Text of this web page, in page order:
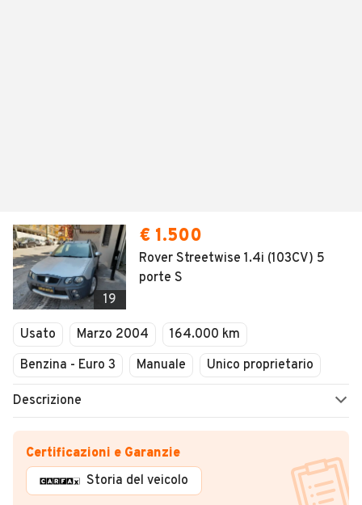
19
€ 1.500
Rover Streetwise 1.4i (103CV) 5
porte S
Usato Marzo 2004
164.000 km
Benzina - Euro 3
Manuale Unico proprietario
Descrizione
Certificazioni e Garanzie
Storia del veicolo